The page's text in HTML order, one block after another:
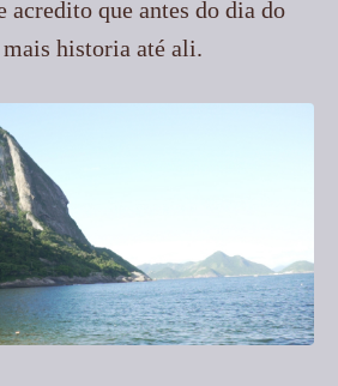
acredito que antes do dia do
historia até ali.